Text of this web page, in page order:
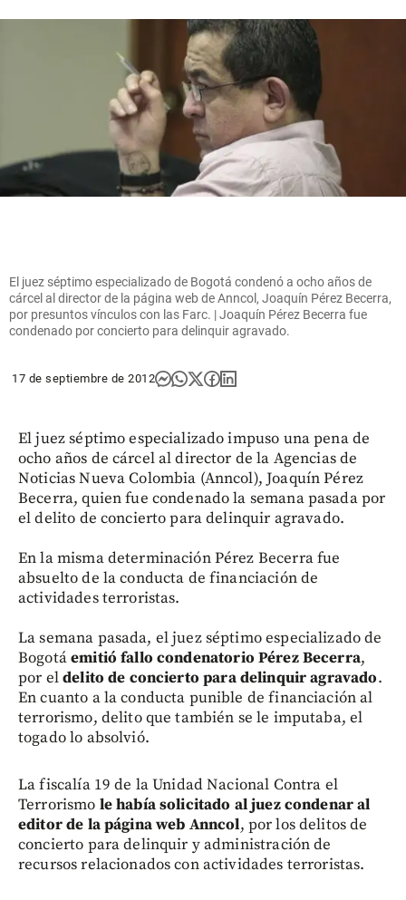
El juez séptimo especializado de Bogotá condenó a ocho años de
cárcel al director de la página web de Anncol, Joaquín Pérez Becerra,
por presuntos vínculos con las Farc. | Joaquín Pérez Becerra fue
condenado por concierto para delinquir agravado.
17 de septiembre de 2012
El juez séptimo especializado impuso una pena de
ocho años de cárcel al director de la Agencias de
Noticias Nueva Colombia (Anncol), Joaquín Pérez
Becerra, quien fue condenado la semana pasada por
el delito de concierto para delinquir agravado.
En la misma determinación Pérez Becerra fue
absuelto de la conducta de financiación de
actividades terroristas.
La semana pasada, el juez séptimo especializado de
Bogotáemitió fallo condenatorio Pérez Becerra,
por eldelito de concierto para delinquir agravado.
En cuanto a la conducta punible de financiación al
terrorismo, delito que también se le imputaba, el
togado lo absolvió.
La fiscalía 19 de la Unidad Nacional Contra el
Terrorismo le había solicitado al juez condenar al
editor de la página web Anncol, por los delitos de
concierto para delinquir y administración de
recursos relacionados con actividades terroristas.